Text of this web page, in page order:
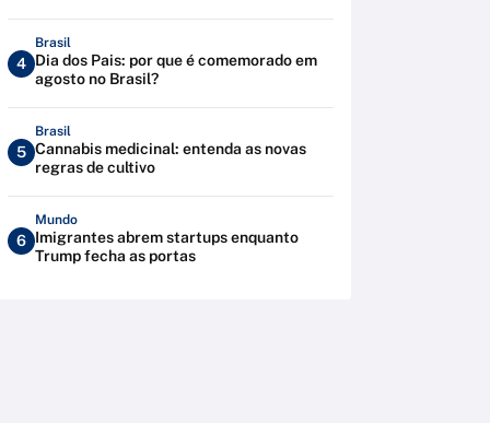
4
Brasil
Dia dos Pais: por que é comemorado em
agosto no Brasil?
5
Brasil
Cannabis medicinal: entenda as novas
regras de cultivo
6
Mundo
Imigrantes abrem startups enquanto
Trump fecha as portas